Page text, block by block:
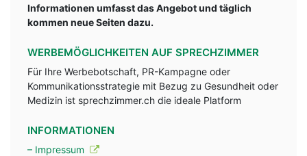
Informationen umfasst das Angebot und täglich
kommen neue Seiten dazu.
WERBEMÖGLICHKEITEN AUF SPRECHZIMMER
Für Ihre Werbebotschaft, PR-Kampagne oder
Kommunikationsstrategie mit Bezug zu Gesundheit oder
Medizin ist sprechzimmer.ch die ideale Platform
INFORMATIONEN
– Impressum